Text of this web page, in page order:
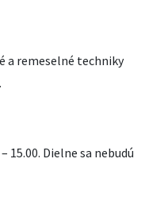
a remeselné techniky
15.00. Dielne sa nebudú